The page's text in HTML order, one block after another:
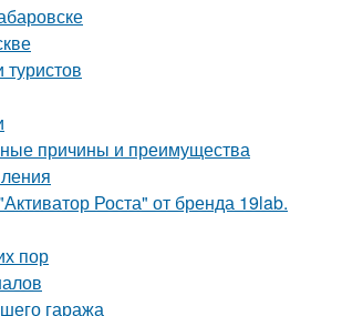
причины и преимущества
Роста" от бренда 19lab.
пор
гаража